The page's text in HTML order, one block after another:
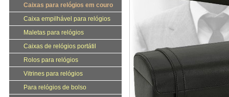
Caixas para relógios em couro
Caixa empilhável para relógios
Maletas para relógios
Caixas de relógios portátil
Rolos para relógios
Vitrines para relógios
Para relógios de bolso